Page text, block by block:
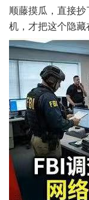
顺藤摸瓜，直接
机，才把这个隐藏